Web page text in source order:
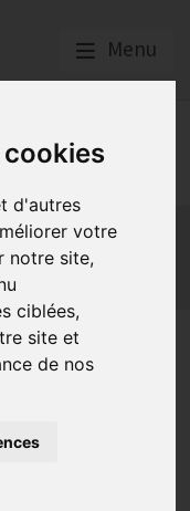
d'autres
votre
notre site,
ciblées,
site et
de nos
Menu
digitalisation
du GNI